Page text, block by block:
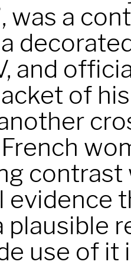
was a
and
of
contrast
evidence
plausible
use of it